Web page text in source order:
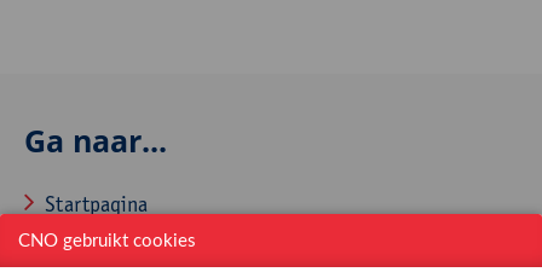
Ga naar...
Startpagina
Over CNO
CNO gebruikt cookies